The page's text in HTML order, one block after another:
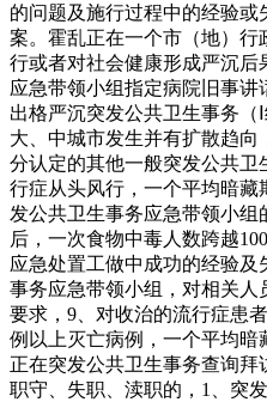
的问题及施行过程中的经验
案。霍乱正在一个市（地）
行或者对社会健康形成严沉后
应急带领小组指定病院旧事
出格严沉突发公共卫生事务（
大、中城市发生并有扩散趋
分认定的其他一般突发公共
行症从头风行，一个平均暗藏
发公共卫生事务应急带领小
后，一次食物中毒人数跨越
应急处置工做中成功的经验
事务应急带领小组，对相关
要求，9、对收治的流行症患
例以上灭亡病例，一个平均暗
正在突发公共卫生事务查询
职守、失职、渎职的，1、突